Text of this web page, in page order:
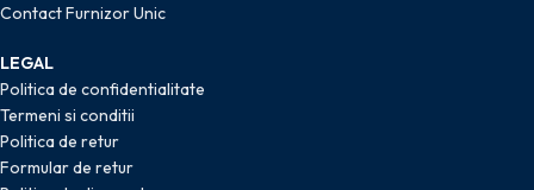
Contact Furnizor Unic
LEGAL
Politica de confidentialitate
Termeni si conditii
Politica de retur
Formular de retur